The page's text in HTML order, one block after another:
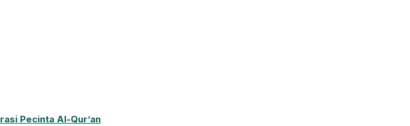
Pecinta Al-Qur’an